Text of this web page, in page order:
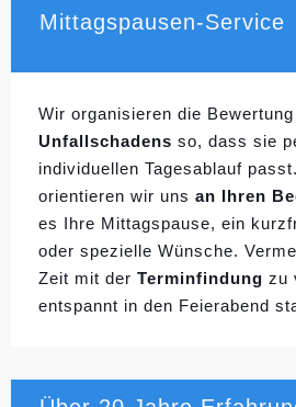
Mittagspausen-Service
Wir organisieren die
Unfallschadens so, dass sie
individuellen Tagesablauf
orientieren wir uns an Ihren
es Ihre Mittagspause, ein
oder spezielle Wünsche.
Zeit mit der Terminfindung zu
entspannt in den Feierabend